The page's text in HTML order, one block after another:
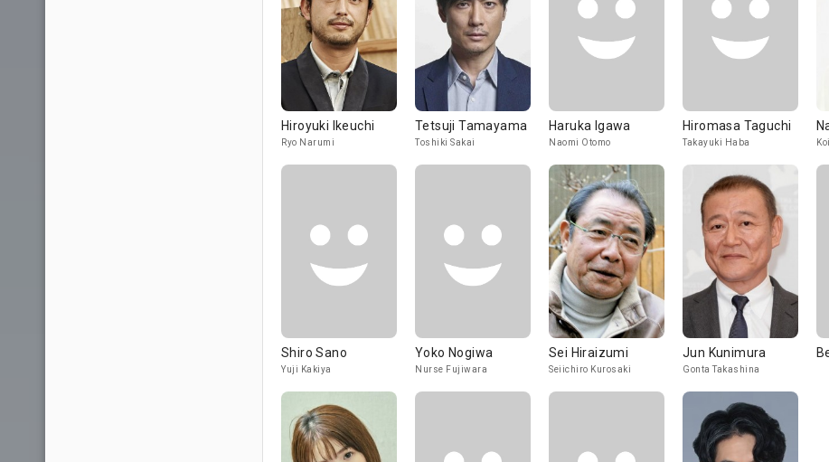
Hiroyuki Ikeuchi
Ryo Narumi
Tetsuji Tamayama
Toshiki Sakai
Haruka Igawa
Naomi Otomo
Hiromasa Taguchi
Takayuki Haba
Shiro Sano
Yuji Kakiya
Yoko Nogiwa
Nurse Fujiwara
Sei Hiraizumi
Seiichiro Kurosaki
Jun Kunimura
Gonta Takashina